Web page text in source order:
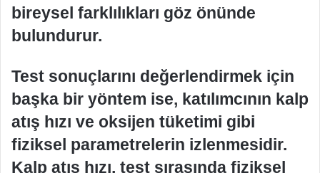
bireysel farklılıkları göz önünde
bulundurur.
Test sonuçlarını değerlendirmek için
başka bir yöntem ise, katılımcının kalp
atış hızı ve oksijen tüketimi gibi
fiziksel parametrelerin izlenmesidir.
Kalp atış hızı, test sırasında fiziksel